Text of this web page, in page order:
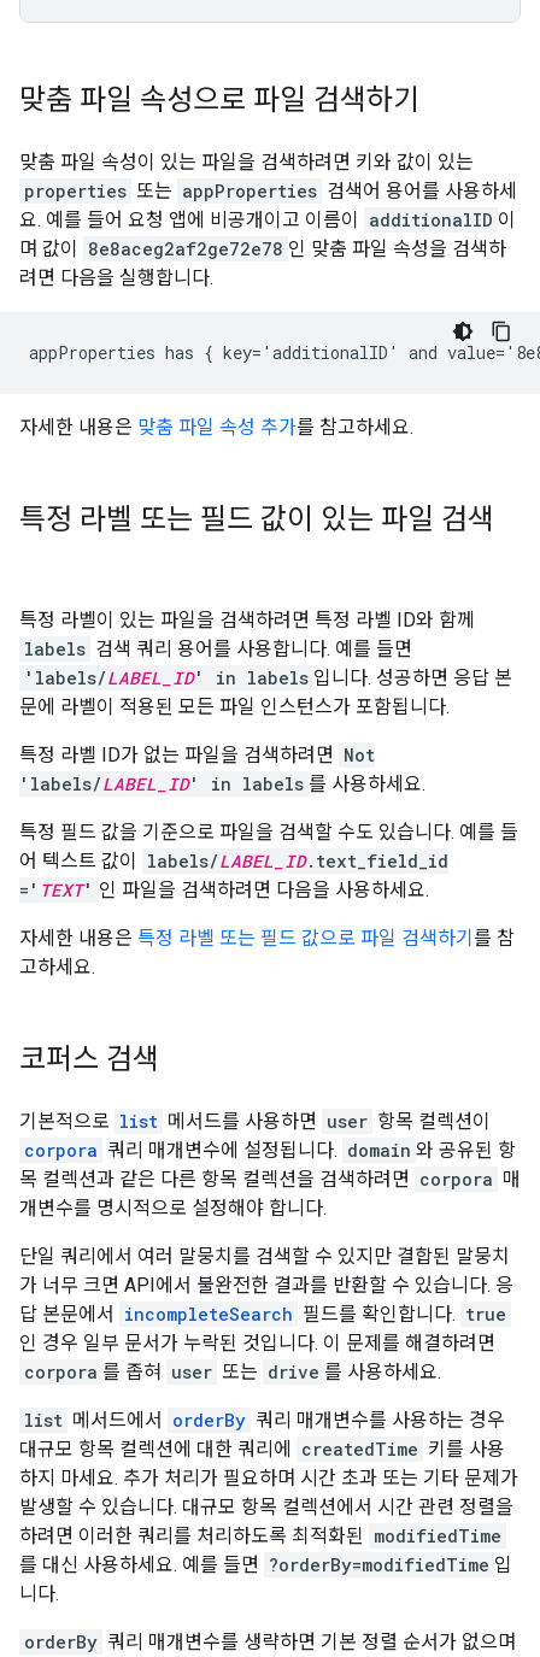
맞춤 파일 속성으로 파일 검색하기
맞춤 파일 속성이 있는 파일을 검색하려면 키와 값이 있는
properties 또는 appProperties 검색어 용어를 사용하세
요. 예를 들어 요청 앱에 비공개이고 이름이
additionalID 이
며 값이
8e8aceg2af2ge72e78 인 맞춤 파일 속성을 검색하
려면 다음을 실행합니다.
자세한 내용은 맞춤 파일 속성 추가를 참고하세요.
특정 라벨 또는 필드 값이 있는 파일 검색
특정 라벨이 있는 파일을 검색하려면 특정 라벨 ID와 함께
labels 검색 쿼리 용어를 사용합니다. 예를 들면
'labels/LABEL_ID' in labels 입니다. 성공하면 응답 본
문에 라벨이 적용된 모든 파일 인스턴스가 포함됩니다.
특정 라벨 ID가 없는 파일을 검색하려면 Not
'labels/LABEL_ID' in labels 를 사용하세요.
특정 필드 값을 기준으로 파일을 검색할 수도 있습니다. 예를 들
어 텍스트 값이
labels/LABEL_ID.text_field_id
=' TEXT' 인 파일을 검색하려면 다음을 사용하세요.
자세한 내용은 특정 라벨 또는 필드 값으로 파일 검색하기 를 참
고하세요.
코퍼스 검색
기본적으로 list 메서드를 사용하면 user 항목 컬렉션이
corpora 쿼리 매개변수에 설정됩니다. domain 와 공유된 항
목 컬렉션과 같은 다른 항목 컬렉션을 검색하려면 corpora 매
개변수를 명시적으로 설정해야 합니다.
단일 쿼리에서 여러 말뭉치를 검색할 수 있지만 결합된 말뭉치
가 너무 크면 API에서 불완전한 결과를 반환할 수 있습니다. 응
답 본문에서
incompleteSearch 필드를 확인합니다. true
인 경우 일부 문서가 누락된 것입니다. 이 문제를 해결하려면
corpora 를 좁혀 user 또는 drive 를 사용하세요.
list 메서드에서 orderBy 쿼리 매개변수를 사용하는 경우
대규모 항목 컬렉션에 대한 쿼리에
createdTime 키를 사용
하지 마세요. 추가 처리가 필요하며 시간 초과 또는 기타 문제가
발생할 수 있습니다. 대규모 항목 컬렉션에서 시간 관련 정렬을
하려면 이러한 쿼리를 처리하도록 최적화된 modifiedTime
를 대신 사용하세요. 예를 들면 ?orderBy=modifiedTime 입
니다.
orderBy 쿼리 매개변수를 생략하면 기본 정렬 순서가 없으며